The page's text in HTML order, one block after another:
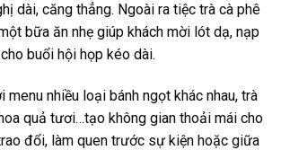
dài, căng thẳng. Ngoài ra tiệc trà cà phê
bữa ăn nhẹ giúp khách mời lót dạ, nạp
buổi hội họp kéo dài.
menu nhiều loại bánh ngọt khác nhau, trà
quả tươi…tạo không gian thoải mái cho
đổi, làm quen trước sự kiện hoặc giữa